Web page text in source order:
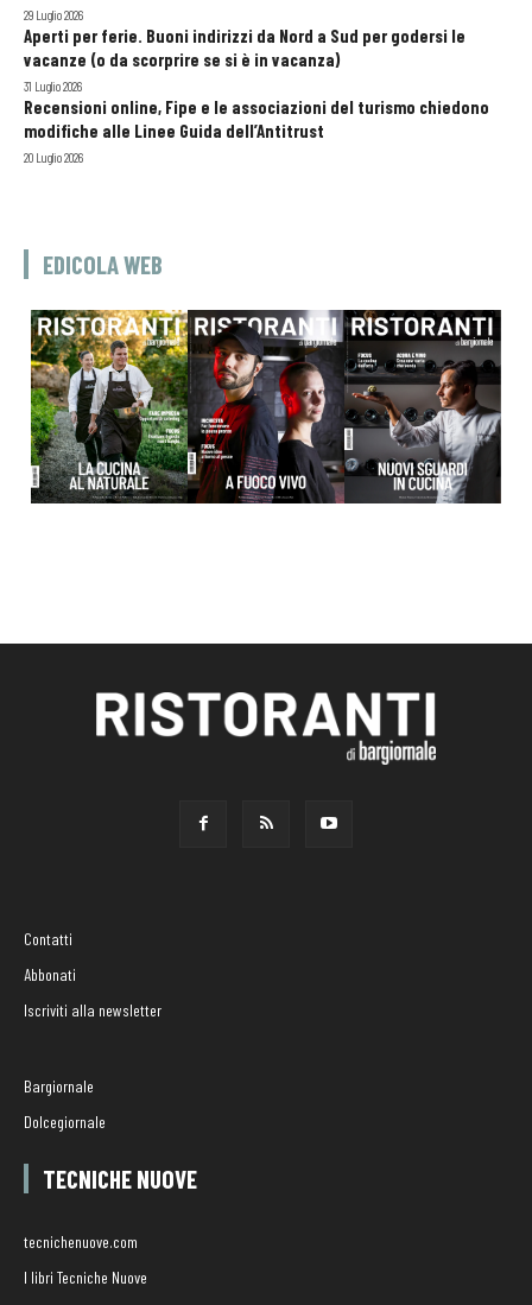
29 Luglio 2026
Aperti per ferie. Buoni indirizzi da Nord a Sud per godersi le
vacanze (o da scorprire se si è in vacanza)
31 Luglio 2026
Recensioni online, Fipe e le associazioni del turismo chiedono
modifiche alle Linee Guida dell’Antitrust
20 Luglio 2026
EDICOLA WEB
Contatti
Abbonati
Iscriviti alla newsletter
Bargiornale
Dolcegiornale
TECNICHE NUOVE
tecnichenuove.com
I libri Tecniche Nuove